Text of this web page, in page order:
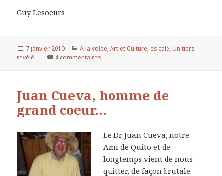
Guy Lesoeurs
Publié
le
7 janvier 2010 Catégories
A la volée,Art et Culture, es'cale,Un tiers
révélé ...
4 commentaires
Juan Cueva, homme de
grand coeur…
Le Dr Juan Cueva, notre
Ami de Quito et de
longtemps vient de nous
quitter, de façon brutale.